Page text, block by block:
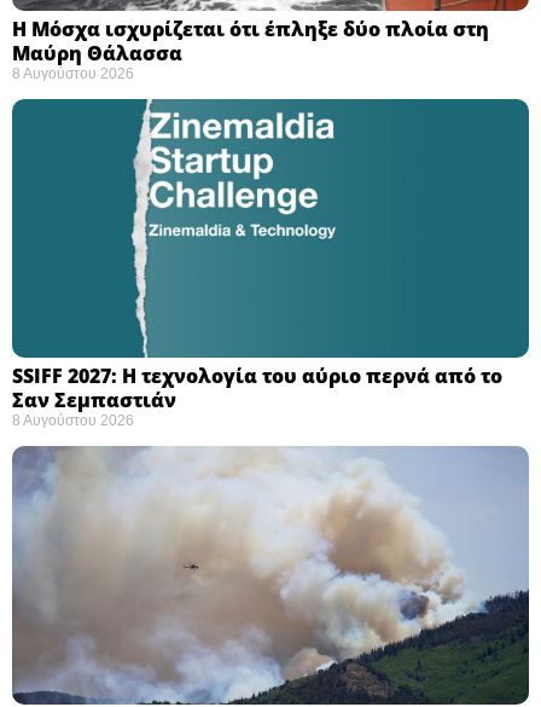
Η Μόσχα ισχυρίζεται ότι έπληξε δύο πλοία στη
Μαύρη Θάλασσα ​
8 Αυγούστου 2026
SSIFF 2027: Η τεχνολογία του αύριο περνά από το
Σαν Σεμπαστιάν ​
8 Αυγούστου 2026